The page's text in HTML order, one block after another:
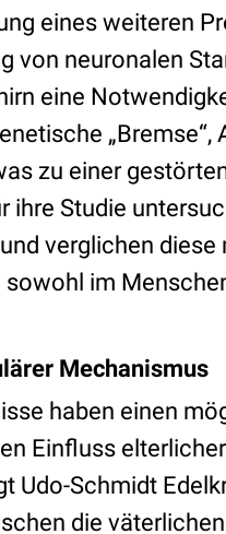
eines weiteren
von neuronalen
eine
zu einer
ihre Studie
verglichen
sowohl im
Mechanismus
haben einen
Einfluss
Udo-Schmidt
die